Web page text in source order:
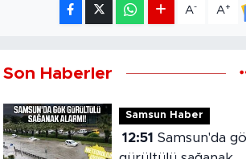
A- A+
Son Haberler
Samsun Haber
12:51 Samsun'da gök